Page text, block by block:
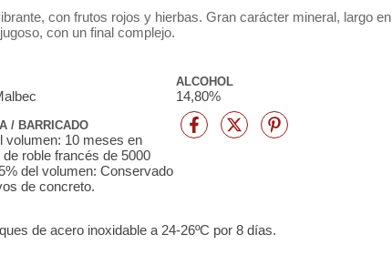
con frutos rojos y hierbas. Gran carácter mineral, largo en
con un final complejo.
ALCOHOL
14,80%
/ BARRICADO
volumen: 10 meses en
roble francés de 5000
del volumen: Conservado
de concreto.
de acero inoxidable a 24-26ºC por 8 días.